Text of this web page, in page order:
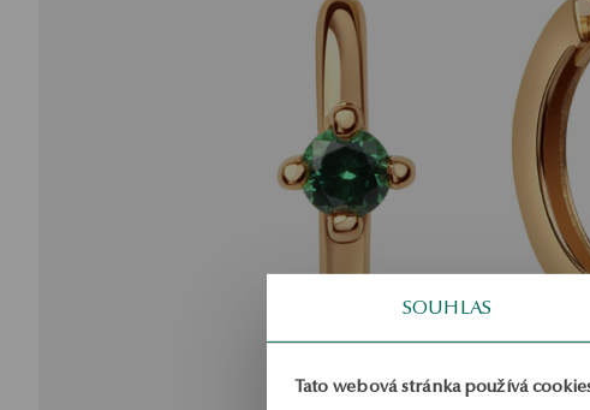
SOUHLAS
Tato webová stránka používá